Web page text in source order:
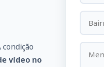
vídeo no